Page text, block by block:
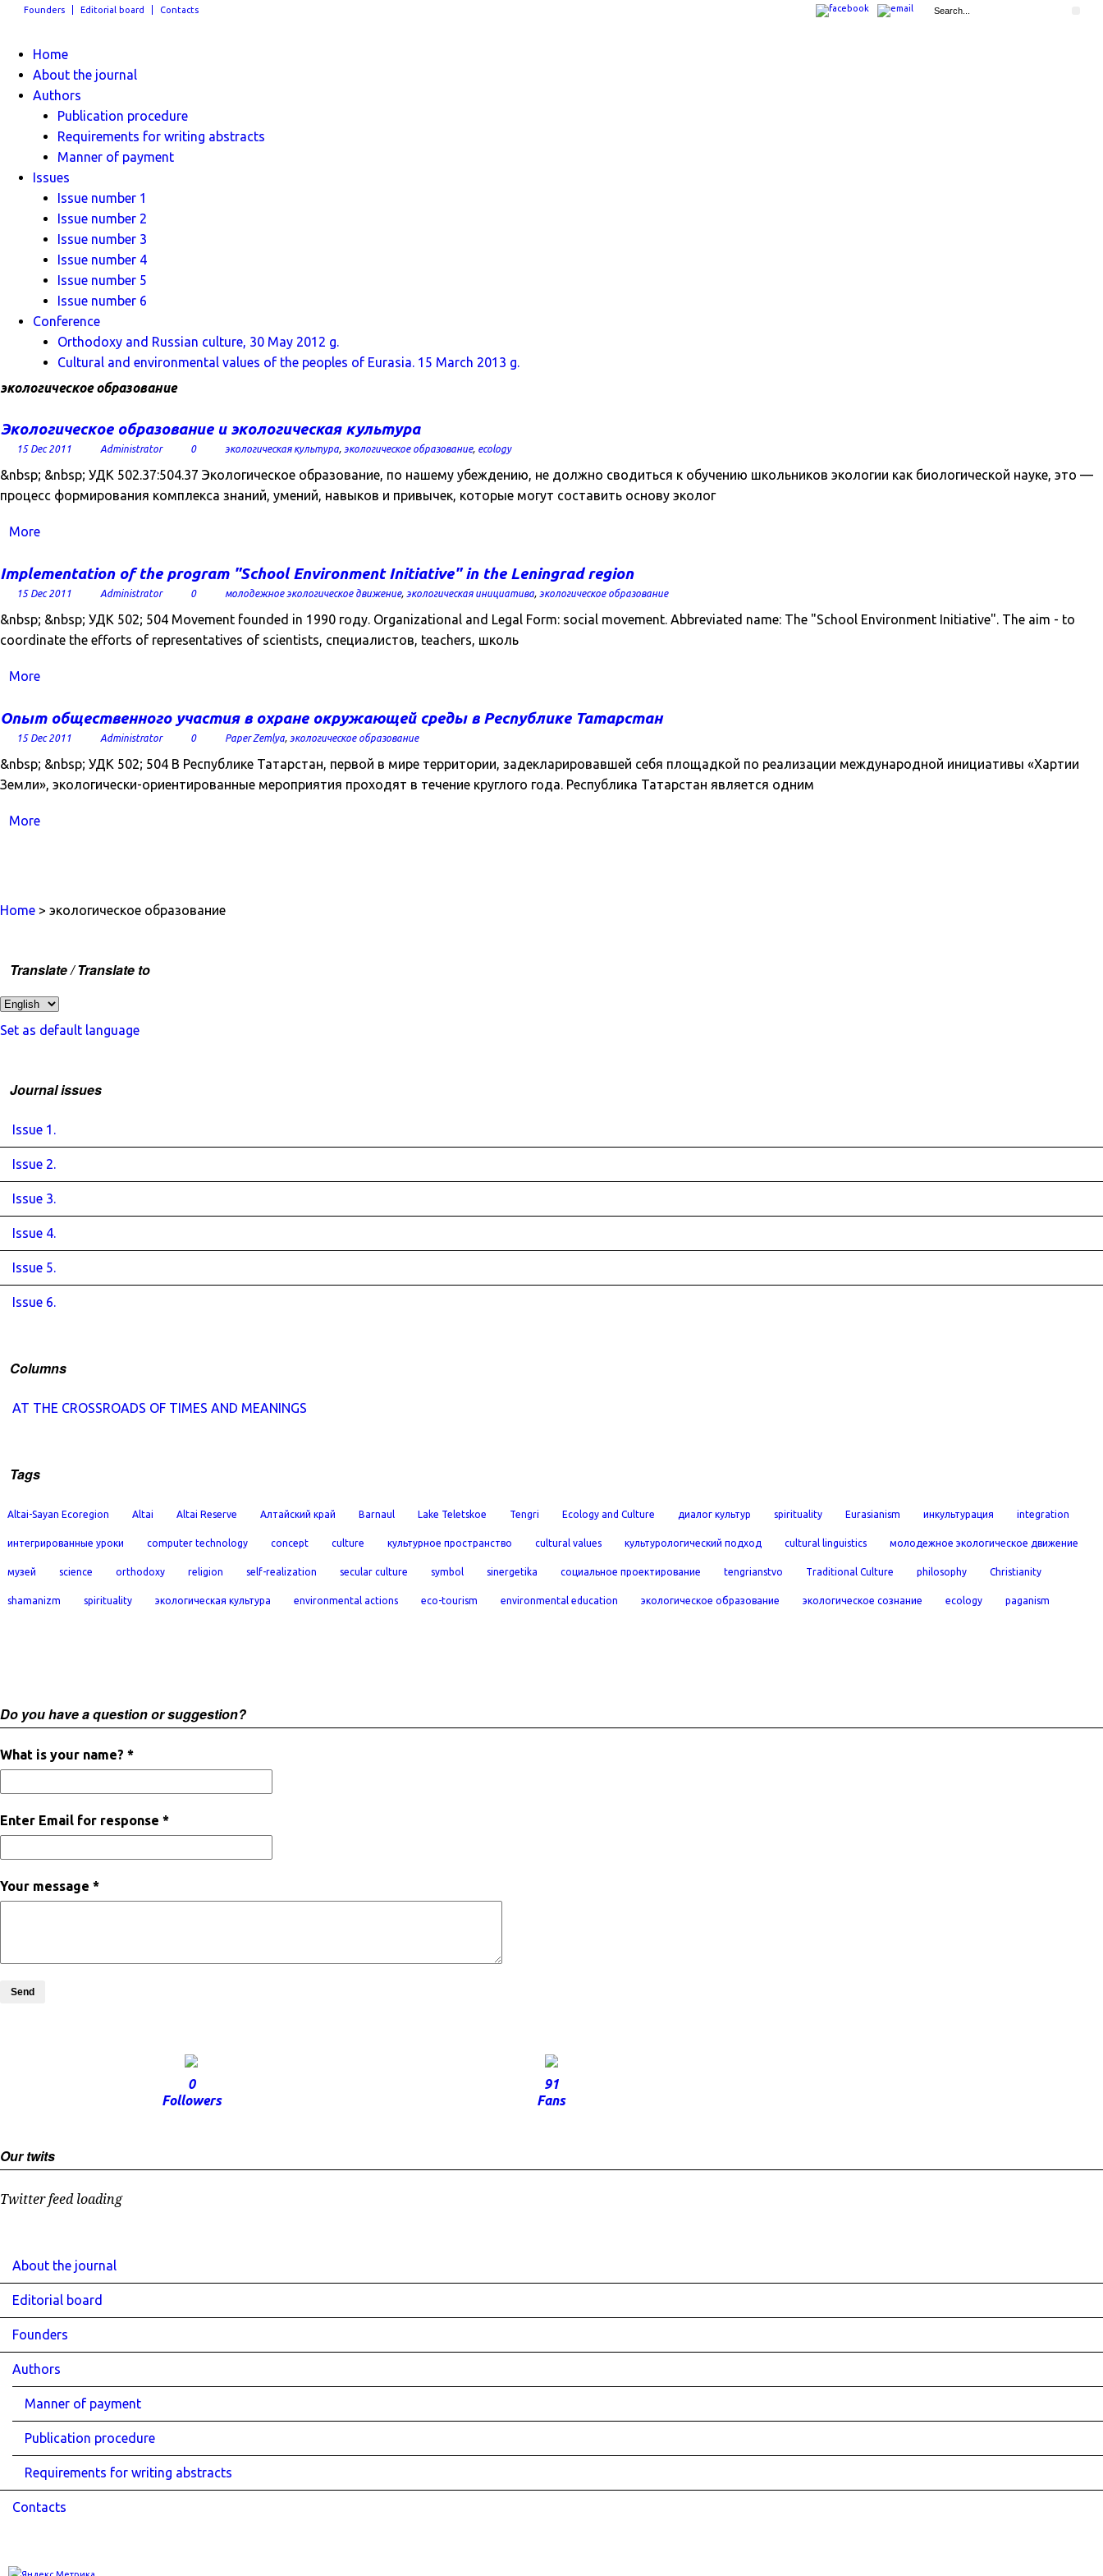
Founders Editorial board Contacts
Home
About the journal
Authors
Publication procedure
Requirements for writing abstracts
Manner of payment
Issues
Issue number 1
Issue number 2
Issue number 3
Issue number 4
Issue number 5
Issue number 6
Conference
Orthodoxy and Russian culture, 30 May 2012 g.
Cultural and environmental values ​​of the peoples of Eurasia. 15 March 2013 g.
экологическое образование
Экологическое образование и экологическая культура
15 Dec 2011 Administrator 0 экологическая культура, экологическое образование, ecology
&nbsp; &nbsp; УДК 502.37:504.37 Экологическое образование, по нашему убеждению, не должно сводиться к обучению школьников экологии как биологической науке, это —
процесс формирования комплекса знаний, умений, навыков и привычек, которые могут составить основу эколог
More
Implementation of the program "School Environment Initiative" in the Leningrad region
15 Dec 2011 Administrator 0 молодежное экологическое движение, экологическая инициатива, экологическое образование
&nbsp; &nbsp; УДК 502; 504 Movement founded in 1990 году. Organizational and Legal Form: social movement. Abbreviated name: The "School Environment Initiative". The aim - to
coordinate the efforts of representatives of scientists, специалистов, teachers, школь
More
Опыт общественного участия в охране окружающей среды в Республике Татарстан
15 Dec 2011 Administrator 0 Paper Zemlya, экологическое образование
&nbsp; &nbsp; УДК 502; 504 В Республике Татарстан, первой в мире территории, задекларировавшей себя площадкой по реализации международной инициативы «Хартии
Земли», экологически-ориентированные мероприятия проходят в течение круглого года. Республика Татарстан является одним
More
Home > экологическое образование
Translate / Translate to
Set as default language
Journal issues
Issue 1.
Issue 2.
Issue 3.
Issue 4.
Issue 5.
Issue 6.
Columns
AT THE CROSSROADS OF TIMES AND MEANINGS
Tags
Altai-Sayan Ecoregion Altai Altai Reserve Алтайский край Barnaul Lake Teletskoe Tengri Ecology and Culture диалог культур spirituality Eurasianism инкультурация integration
интегрированные уроки computer technology concept culture культурное пространство cultural values культурологический подход cultural linguistics молодежное экологическое движение
музей science orthodoxy religion self-realization secular culture symbol sinergetika социальное проектирование tengrianstvo Traditional Culture philosophy Christianity
shamanizm spirituality экологическая культура environmental actions eco-tourism environmental education экологическое образование экологическое сознание ecology paganism
Do you have a question or suggestion?
What is your name? *
Enter Email for response *
Your message *
Send
0
Followers
91
Fans
Our twits
Twitter feed loading
About the journal
Editorial board
Founders
Authors
Manner of payment
Publication procedure
Requirements for writing abstracts
Contacts